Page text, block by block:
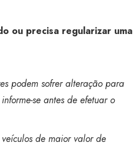
ou precisa regularizar uma
podem sofrer alteração para
se antes de efetuar o
de maior valor de